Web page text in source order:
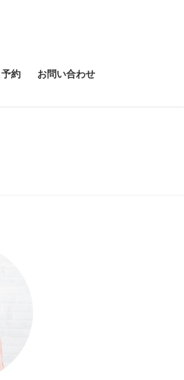
予約 お問い合わせ